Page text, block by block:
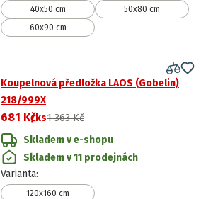
40x50 cm
50x80 cm
60x90 cm
Koupelnová předložka LAOS (Gobelin)
218/999X
681 Kč/ks1 363 Kč
Skladem v e-shopu
Skladem v 11 prodejnách
Varianta:
120x160 cm